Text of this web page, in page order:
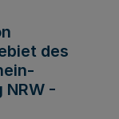
des
-